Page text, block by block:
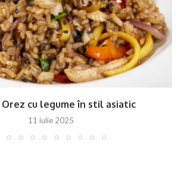
cu legume în stil asiatic
11 iulie 2025